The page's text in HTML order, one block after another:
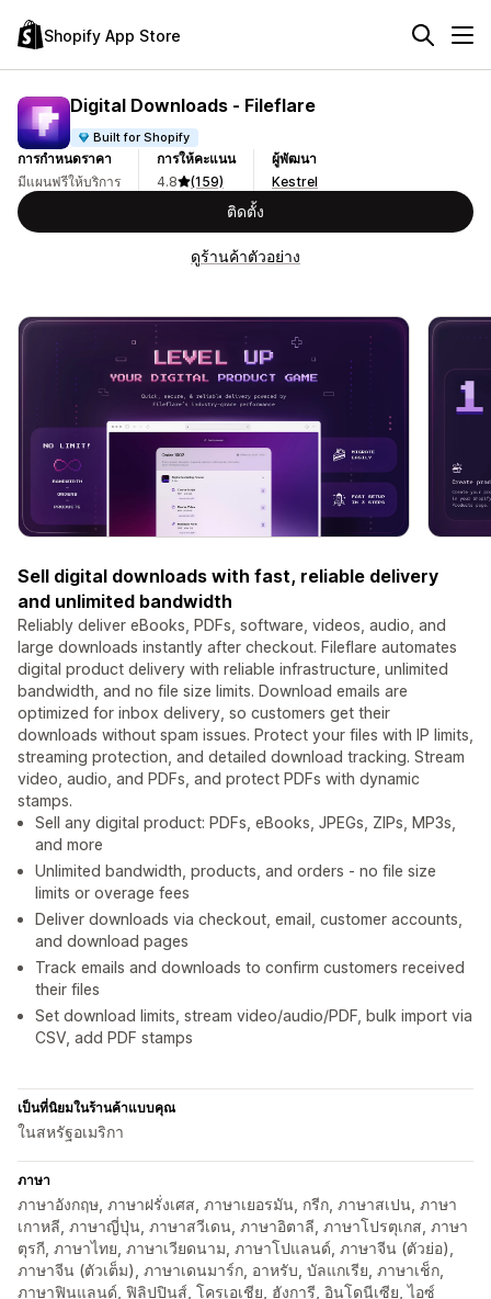
Shopify App Store
Digital Downloads ‑ Fileflare
Built for Shopify
การกำหนดราคา
มีแผนฟรีให้บริการ
การให้คะแนน
4.8
(159)
ผู้พัฒนา
Kestrel
ติดตั้ง
ดูร้านค้าตัวอย่าง
Sell digital downloads with fast, reliable delivery
and unlimited bandwidth
Reliably deliver eBooks, PDFs, software, videos, audio, and
large downloads instantly after checkout. Fileflare automates
digital product delivery with reliable infrastructure, unlimited
bandwidth, and no file size limits. Download emails are
optimized for inbox delivery, so customers get their
downloads without spam issues. Protect your files with IP limits,
streaming protection, and detailed download tracking. Stream
video, audio, and PDFs, and protect PDFs with dynamic
stamps.
Sell any digital product: PDFs, eBooks, JPEGs, ZIPs, MP3s,
and more
Unlimited bandwidth, products, and orders - no file size
limits or overage fees
Deliver downloads via checkout, email, customer accounts,
and download pages
Track emails and downloads to confirm customers received
their files
Set download limits, stream video/audio/PDF, bulk import via
CSV, add PDF stamps
เป็นที่นิยมในร้านค้าแบบคุณ
ในสหรัฐอเมริกา
ภาษา
ภาษาอังกฤษ, ภาษาฝรั่งเศส, ภาษาเยอรมัน, กรีก, ภาษาสเปน, ภาษา
เกาหลี, ภาษาญี่ปุ่น, ภาษาสวีเดน, ภาษาอิตาลี, ภาษาโปรตุเกส, ภาษา
ตุรกี, ภาษาไทย, ภาษาเวียดนาม, ภาษาโปแลนด์, ภาษาจีน (ตัวย่อ),
ภาษาจีน (ตัวเต็ม), ภาษาเดนมาร์ก, อาหรับ, บัลแกเรีย, ภาษาเช็ก,
ภาษาฟินแลนด์, ฟิลิปปินส์, โครเอเชีย, ฮังการี, อินโดนีเซีย, ไอซ์